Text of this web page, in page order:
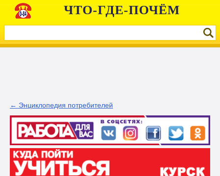
ЧТО-ГДЕ-ПОЧЁМ
← Энциклопедия потребителей